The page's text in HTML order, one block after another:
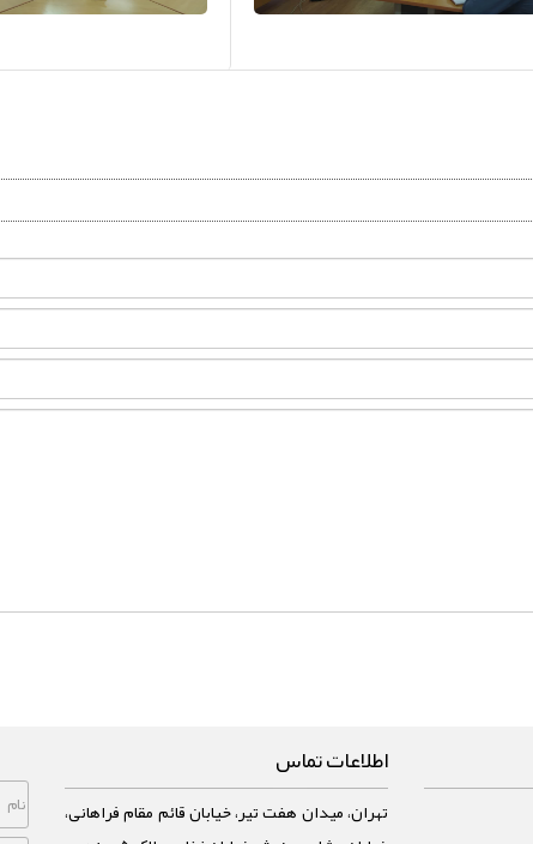
اطلاعات تماس
تهران، میدان هفت تیر، خیابان قائم مقام فراهانی،